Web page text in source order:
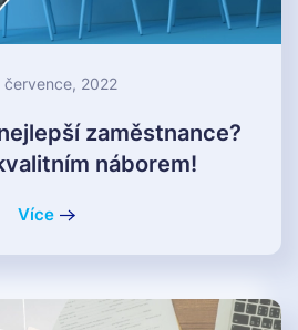
července, 2022
zaměstnance?
náborem!
Více